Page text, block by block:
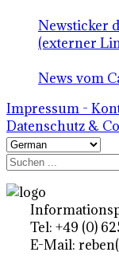
Newsticker
(externer
News vom
Impressum -
Datenschutz &
Tel: +49 (0)
E-Mail: